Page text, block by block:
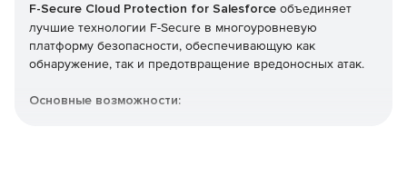
F-Secure Cloud Protection for Salesforce объединяет
лучшие технологии F-Secure в многоуровневую
платформу безопасности, обеспечивающую как
обнаружение, так и предотвращение вредоносных атак.
Основные возможности: